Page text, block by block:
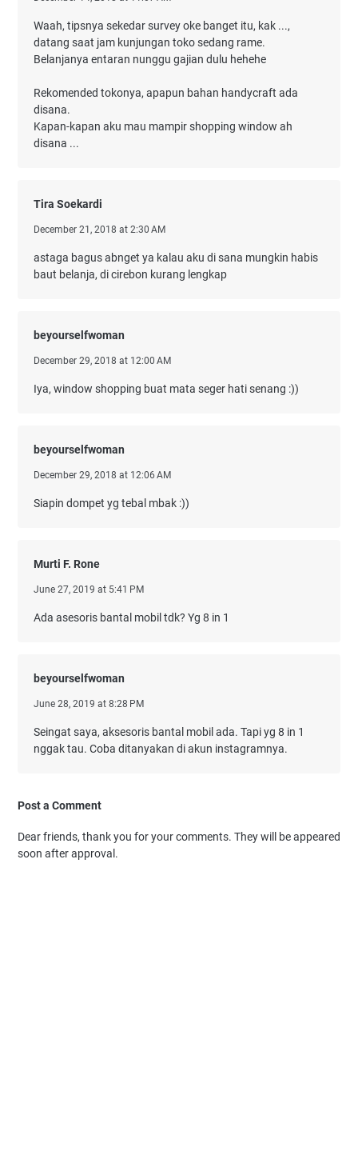
Waah, tipsnya sekedar survey oke banget itu, kak ...,
datang saat jam kunjungan toko sedang rame.
Belanjanya entaran nunggu gajian dulu hehehe
Rekomended tokonya, apapun bahan handycraft ada
disana.
Kapan-kapan aku mau mampir shopping window ah
disana ...
Tira Soekardi
December 21, 2018 at 2:30 AM
astaga bagus abnget ya kalau aku di sana mungkin habis
baut belanja, di cirebon kurang lengkap
beyourselfwoman
December 29, 2018 at 12:00 AM
Iya, window shopping buat mata seger hati senang :))
beyourselfwoman
December 29, 2018 at 12:06 AM
Siapin dompet yg tebal mbak :))
Murti F. Rone
June 27, 2019 at 5:41 PM
Ada asesoris bantal mobil tdk? Yg 8 in 1
beyourselfwoman
June 28, 2019 at 8:28 PM
Seingat saya, aksesoris bantal mobil ada. Tapi yg 8 in 1
nggak tau. Coba ditanyakan di akun instagramnya.
Post a Comment
Dear friends, thank you for your comments. They will be appeared
soon after approval.